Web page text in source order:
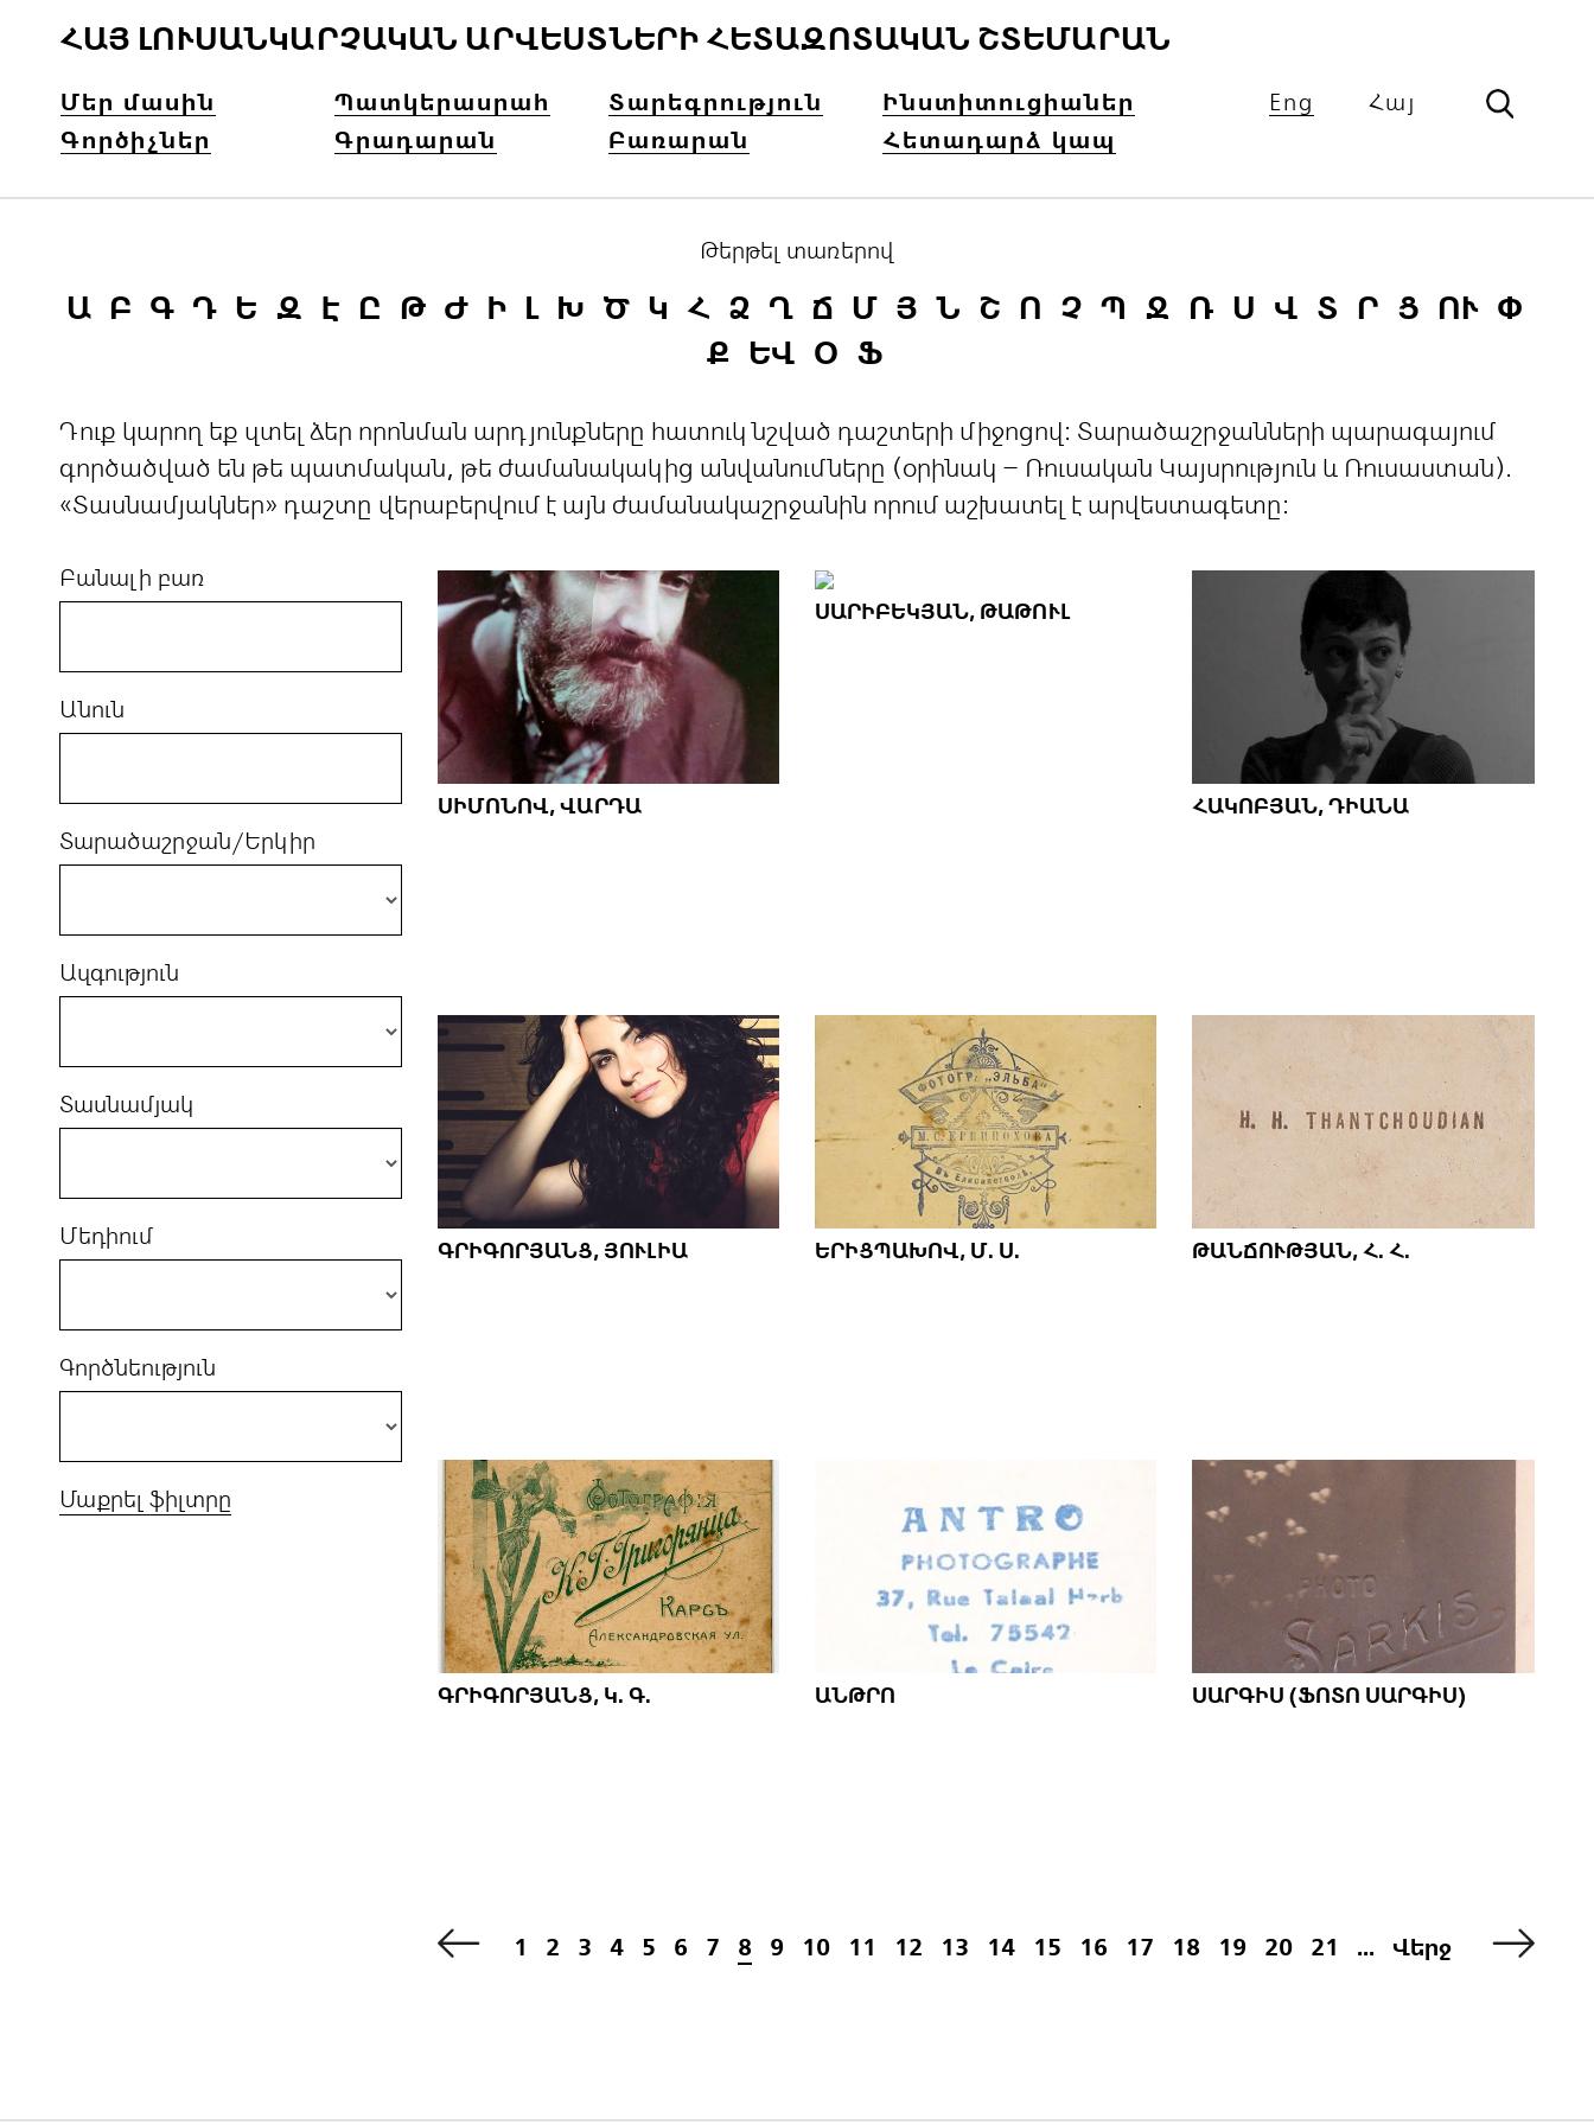
ՀԱՅ ԼՈՒՍԱՆԿԱՐՉԱԿԱՆ ԱՐՎԵՍՏՆԵՐԻ ՀԵՏԱԶՈՏԱԿԱՆ ՇՏԵՄԱՐԱՆ
Մեր մասին Պատկերասրահ Տարեգրություն
Ինստիտուցիաներ
Գործիչներ
Գրադարան Բառարան Հետադարձ կապ
Eng Հայ
Թերթել տառերով
Ա Բ Գ Դ Ե Զ Է Ը Թ Ժ Ի Լ Խ Ծ Կ Հ Ձ Ղ Ճ Մ Յ Ն Շ Ո Չ Պ Ջ Ռ Ս Վ Տ Ր Ց ՈՒ Փ
Ք ԵՎ Օ Ֆ
Դուք կարող եք զտել ձեր որոնման արդյունքները հատուկ նշված դաշտերի միջոցով: Տարածաշրջանների պարագայում
գործածված են թե պատմական, թե ժամանակակից անվանումները (օրինակ – Ռուսական Կայսրություն և Ռուսաստան).
«Տասնամյակներ» դաշտը վերաբերվում է այն ժամանակաշրջանին որում աշխատել է արվեստագետը:
Բանալի բառ
Անուն
Տարածաշրջան/Երկիր
Ազգություն
Տասնամյակ
Մեդիում
Գործնեություն
Մաքրել ֆիլտրը
ՍԻՄՈՆՈՎ, ՎԱՐԴԱ
ՍԱՐԻԲԵԿՅԱՆ, ԹԱԹՈՒԼ
ՀԱԿՈԲՅԱՆ, ԴԻԱՆԱ
ԳՐԻԳՈՐՅԱՆՑ, ՅՈՒԼԻԱ ԵՐԻՑՊԱԽՈՎ, Մ. Ս. ԹԱՆՃՈՒԹՅԱՆ, Հ. Հ.
ԳՐԻԳՈՐՅԱՆՑ, Կ. Գ. ԱՆԹՐՈ ՍԱՐԳԻՍ (ՖՈՏՈ ՍԱՐԳԻՍ)
1 2 3 4 5 6 7 8 9 10 11 12 13 14 15 16 17 18 19 20 21 ... Վերջ